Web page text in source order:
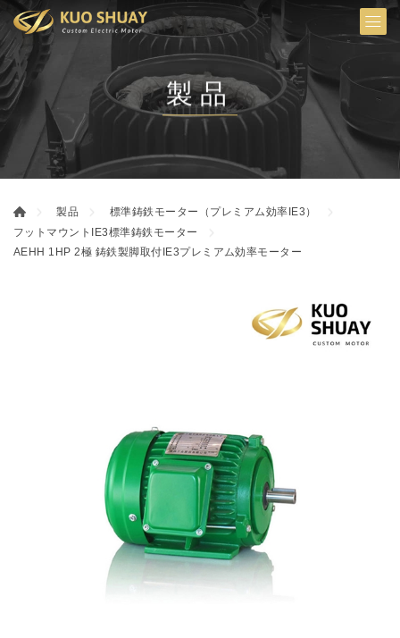
製品
製品
標準鋳鉄モーター（プレミアム効率IE3）
フットマウントIE3標準鋳鉄モーター
AEHH 1HP 2極 鋳鉄製脚取付IE3プレミアム効率モーター